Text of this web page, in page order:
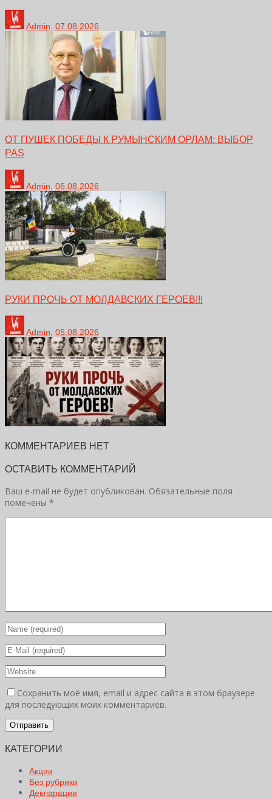
Admin 07.08.2026
ОТ ПУШЕК ПОБЕДЫ К РУМЫНСКИМ ОРЛАМ: ВЫБОР
PAS
Admin 06.08.2026
РУКИ ПРОЧЬ ОТ МОЛДАВСКИХ ГЕРОЕВ!!!
Admin, 05.08.2026
КОММЕНТАРИЕВ НЕТ
ОСТАВИТЬ КОММЕНТАРИЙ
Ваш e-mail не будет опубликован. Обязательные поля
помечены *
Сохранить моё имя, email и адрес сайта в этом браузере
для последующих моих комментариев.
КАТЕГОРИИ
Акции
Без рубрики
Декларации